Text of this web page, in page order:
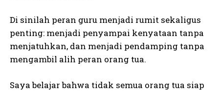
Di sinilah peran guru menjadi rumit sekaligus
penting: menjadi penyampai kenyataan tanpa
menjatuhkan, dan menjadi pendamping tanpa
mengambil alih peran orang tua.
Saya belajar bahwa tidak semua orang tua siap